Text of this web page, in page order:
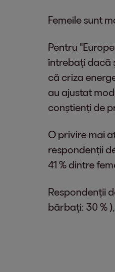
Femeile sunt
Pentru
întrebați dacă
că criza
au ajustat
conștienți de
O privire mai
respondenții
41 % dintre
Respondenții
bărbați: 30 %